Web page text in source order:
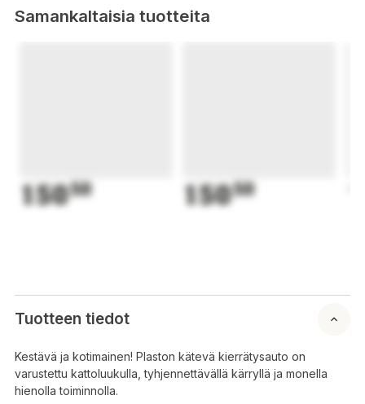
Samankaltaisia tuotteita
15050 15050
Tuotteen tiedot
Kestävä ja kotimainen! Plaston kätevä kierrätysauto on
varustettu kattoluukulla, tyhjennettävällä kärryllä ja monella
hienolla toiminnolla.